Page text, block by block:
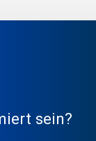
sein?